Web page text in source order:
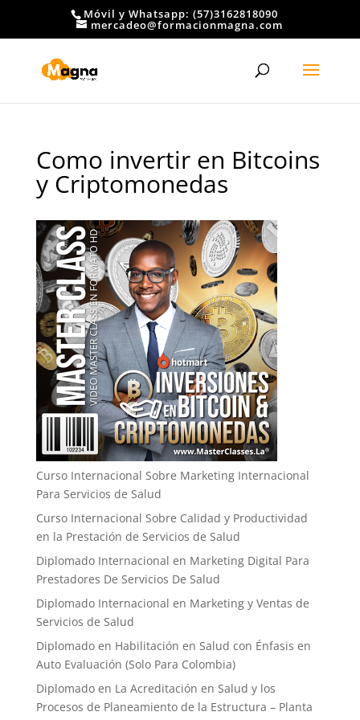
Móvil y Whatsapp: (57)3162818090
mercadeo@formacionmagna.com
Como invertir en Bitcoins
y Criptomonedas
Curso Internacional Sobre Marketing Internacional
Para Servicios de Salud
Curso Internacional Sobre Calidad y Productividad
en la Prestación de Servicios de Salud
Diplomado Internacional en Marketing Digital Para
Prestadores De Servicios De Salud
Diplomado Internacional en Marketing y Ventas de
Servicios de Salud
Diplomado en Habilitación en Salud con Énfasis en
Auto Evaluación ​(Solo Para Colombia)
Diplomado en La Acreditación en Salud y los
Procesos de Planeamiento de la Estructura – Planta